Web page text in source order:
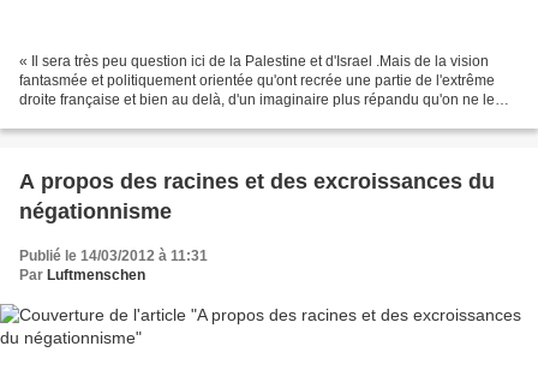
« Il sera très peu question ici de la Palestine et d'Israel .Mais de la vision
fantasmée et politiquement orientée qu'ont recrée une partie de l'extrême
droite française et bien au delà, d'un imaginaire plus répandu qu'on ne le
A propos des racines et des excroissances du
négationnisme
Publié le 14/03/2012 à 11:31
Par Luftmenschen